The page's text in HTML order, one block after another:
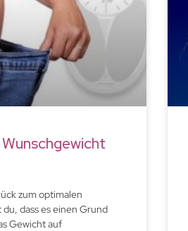
zum optimalen
dass es einen Grund
Gewicht auf